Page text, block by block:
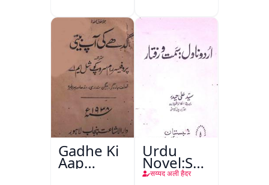
Gadhe Ki
Aap
Beetee
Urdu
Novel:Samt-
o-Raftar
सय्यद अली हैदर